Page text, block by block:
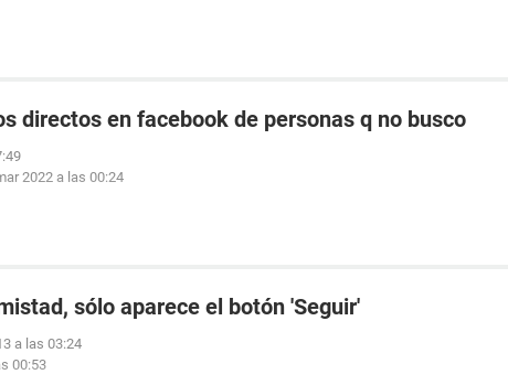
directos en facebook de personas q no busco
2022 a las 00:24
sólo aparece el botón 'Seguir'
a las 03:24
00:53